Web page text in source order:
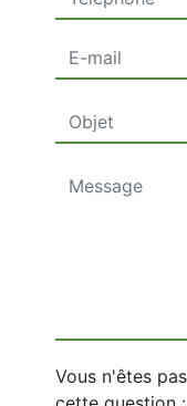
Vous n'êtes